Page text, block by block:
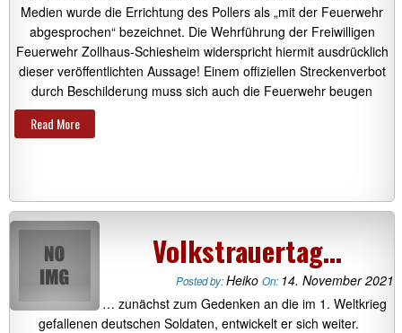
Medien wurde die Errichtung des Pollers als „mit der Feuerwehr
abgesprochen“ bezeichnet. Die Wehrführung der Freiwilligen
Feuerwehr Zollhaus-Schiesheim widerspricht hiermit ausdrücklich
dieser veröffentlichten Aussage! Einem offiziellen Streckenverbot
durch Beschilderung muss sich auch die Feuerwehr beugen
Read More
Volkstrauertag…
Posted by:Heiko On: 14. November 2021
… zunächst zum Gedenken an die im 1. Weltkrieg
gefallenen deutschen Soldaten, entwickelt er sich weiter.